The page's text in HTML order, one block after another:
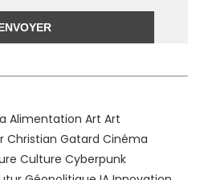
Alimentation Art Art
Christian Gatard Cinéma
Culture Cyberpunk